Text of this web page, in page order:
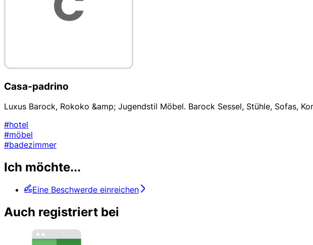
Casa-padrino
Luxus Barock, Rokoko &amp; Jugendstil Möbel. Barock Sessel, Stühle, Sofas,
#hotel
#möbel
#badezimmer
Ich möchte...
Eine Beschwerde einreichen
Auch registriert bei